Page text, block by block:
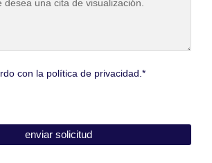
con la política de privacidad.*